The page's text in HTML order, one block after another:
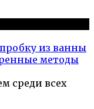
из ванны
методы
среди всех